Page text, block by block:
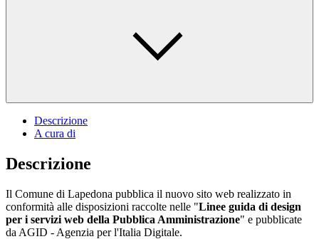
Descrizione
A cura di
Descrizione
Il Comune di Lapedona pubblica il nuovo sito web realizzato in
conformità alle disposizioni raccolte nelle "Linee guida di design
per i servizi web della Pubblica Amministrazione" e pubblicate
da AGID - Agenzia per l'Italia Digitale.